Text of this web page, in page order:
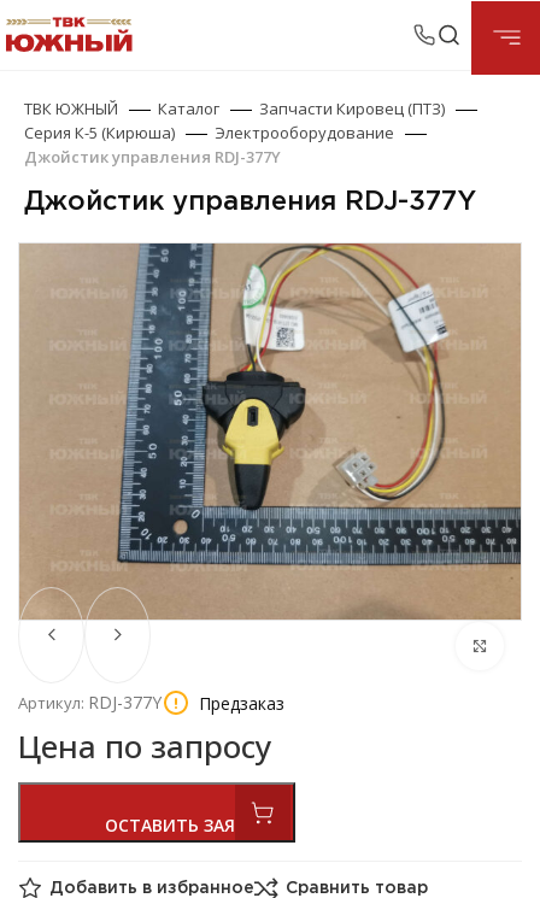
ТВК ЮЖНЫЙ Каталог
Запчасти Кировец (ПТЗ)
Серия К-5 (Кирюша)
Электрооборудование
Джойстик управления RDJ-377Y
Джойстик управления RDJ-377Y
Артикул: RDJ-377Y Предзаказ
Цена по запросу
Добавить в избранное Сравнить товар